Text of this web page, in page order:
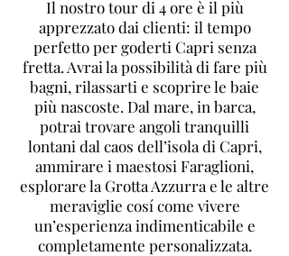
Il nostro tour di 4 ore è il più
apprezzato dai clienti: il tempo
perfetto per goderti Capri senza
fretta. Avrai la possibilità di fare più
bagni, rilassarti e scoprire le baie
più nascoste. Dal mare, in barca,
potrai trovare angoli tranquilli
lontani dal caos dell’isola di Capri,
ammirare i maestosi Faraglioni,
esplorare la Grotta Azzurra e le altre
meraviglie cosí come vivere
un’esperienza indimenticabile e
completamente personalizzata.